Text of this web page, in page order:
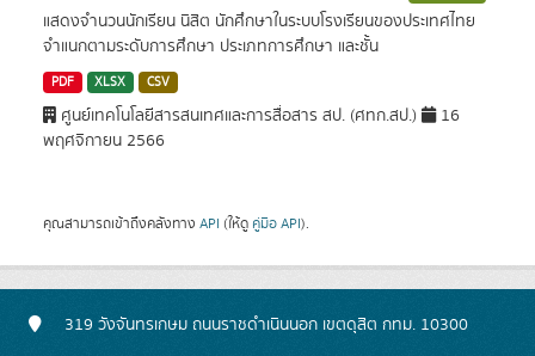
แสดงจำนวนนักเรียน นิสิต นักศึกษาในระบบโรงเรียนของประเทศไทย
จำแนกตามระดับการศึกษา ประเภทการศึกษา และชั้น
PDF XLSX CSV
ศูนย์เทคโนโลยีสารสนเทศและการสื่อสาร สป. (ศทก.สป.)
16
พฤศจิกายน 2566
คุณสามารถเข้าถึงคลังทาง API (ให้ดู คู่มือ API).
319 วังจันทรเกษม ถนนราชดำเนินนอก เขตดุสิต กทม. 10300